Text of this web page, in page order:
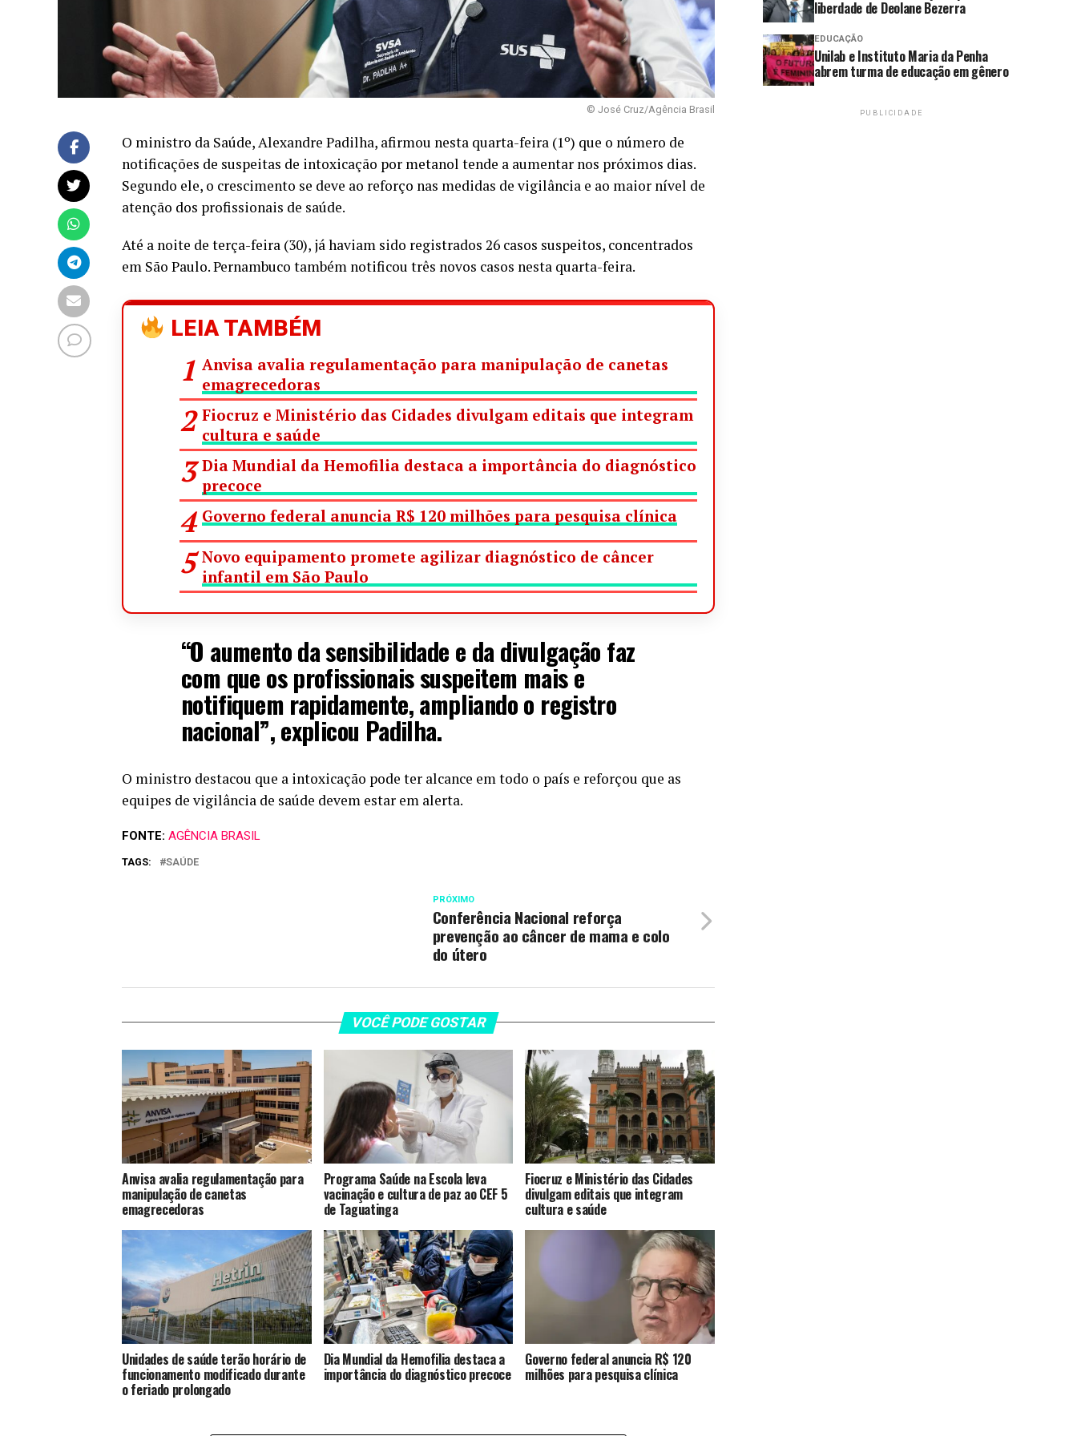
© José Cruz/Agência Brasil
O ministro da Saúde, Alexandre Padilha, afirmou nesta quarta-feira (1º) que o número de
notificações de suspeitas de intoxicação por metanol tende a aumentar nos próximos dias.
Segundo ele, o crescimento se deve ao reforço nas medidas de vigilância e ao maior nível de
atenção dos profissionais de saúde.
Até a noite de terça-feira (30), já haviam sido registrados 26 casos suspeitos, concentrados
em São Paulo. Pernambuco também notificou três novos casos nesta quarta-feira.
LEIA TAMBÉM
Anvisa avalia regulamentação para manipulação de canetas
emagrecedoras
Fiocruz e Ministério das Cidades divulgam editais que integram
cultura e saúde
Dia Mundial da Hemofilia destaca a importância do diagnóstico
precoce
Governo federal anuncia R$ 120 milhões para pesquisa clínica
Novo equipamento promete agilizar diagnóstico de câncer
infantil em São Paulo
“O aumento da sensibilidade e da divulgação faz
com que os profissionais suspeitem mais e
notifiquem rapidamente, ampliando o registro
nacional”, explicou Padilha.
O ministro destacou que a intoxicação pode ter alcance em todo o país e reforçou que as
equipes de vigilância de saúde devem estar em alerta.
FONTE: AGÊNCIA BRASIL
TAGS: SAÚDE
PRÓXIMO
Conferência Nacional reforça
prevenção ao câncer de mama e colo
do útero
VOCÊ PODE GOSTAR
Anvisa avalia regulamentação para
manipulação de canetas
emagrecedoras
Programa Saúde na Escola leva
vacinação e cultura de paz ao CEF 5
de Taguatinga
Fiocruz e Ministério das Cidades
divulgam editais que integram
cultura e saúde
Unidades de saúde terão horário de
funcionamento modificado durante
o feriado prolongado
Dia Mundial da Hemofilia destaca a
importância do diagnóstico precoce
Governo federal anuncia R$ 120
milhões para pesquisa clínica
liberdade de Deolane Bezerra
EDUCAÇÃO
Unilab e Instituto Maria da Penha
abrem turma de educação em gênero
PUBLICIDADE